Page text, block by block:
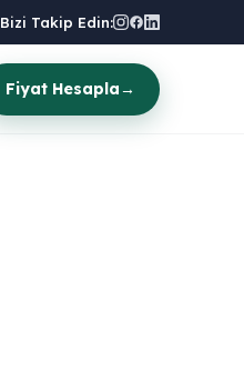
Bizi Takip Edin:
Fiyat Hesapla→